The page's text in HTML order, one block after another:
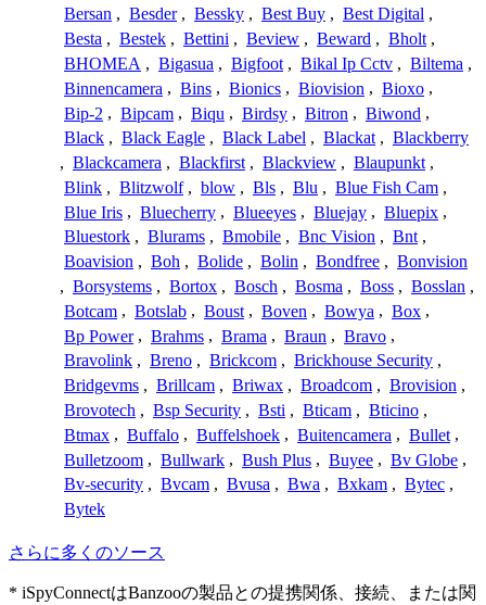
Bersan , Besder , Bessky , Best Buy , Best Digital ,
Besta , Bestek , Bettini , Beview , Beward , Bholt ,
BHOMEA , Bigasua , Bigfoot , Bikal Ip Cctv , Biltema ,
Binnencamera , Bins , Bionics , Biovision , Bioxo ,
Bip-2 , Bipcam , Biqu , Birdsy , Bitron , Biwond ,
Black , Black Eagle , Black Label , Blackat , Blackberry
, Blackcamera , Blackfirst , Blackview , Blaupunkt ,
Blink , Blitzwolf , blow , Bls , Blu , Blue Fish Cam ,
Blue Iris , Bluecherry , Blueeyes , Bluejay , Bluepix ,
Bluestork , Blurams , Bmobile , Bnc Vision , Bnt ,
Boavision , Boh , Bolide , Bolin , Bondfree , Bonvision
, Borsystems , Bortox , Bosch , Bosma , Boss , Bosslan ,
Botcam , Botslab , Boust , Boven , Bowya , Box ,
Bp Power , Brahms , Brama , Braun , Bravo ,
Bravolink , Breno , Brickcom , Brickhouse Security ,
Bridgevms , Brillcam , Briwax , Broadcom , Brovision ,
Brovotech , Bsp Security , Bsti , Bticam , Bticino ,
Btmax , Buffalo , Buffelshoek , Buitencamera , Bullet ,
Bulletzoom , Bullwark , Bush Plus , Buyee , Bv Globe ,
Bv-security , Bvcam , Bvusa , Bwa , Bxkam , Bytec ,
Bytek
さらに多くのソース
* iSpyConnectはBanzooの製品との提携関係、接続、または関